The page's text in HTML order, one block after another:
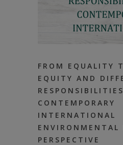
FROM EQUALITY
EQUITY AND
CONTEMPORARY
INTERNATIONAL
ENVIRONMENTAL
PERSPECTIVE